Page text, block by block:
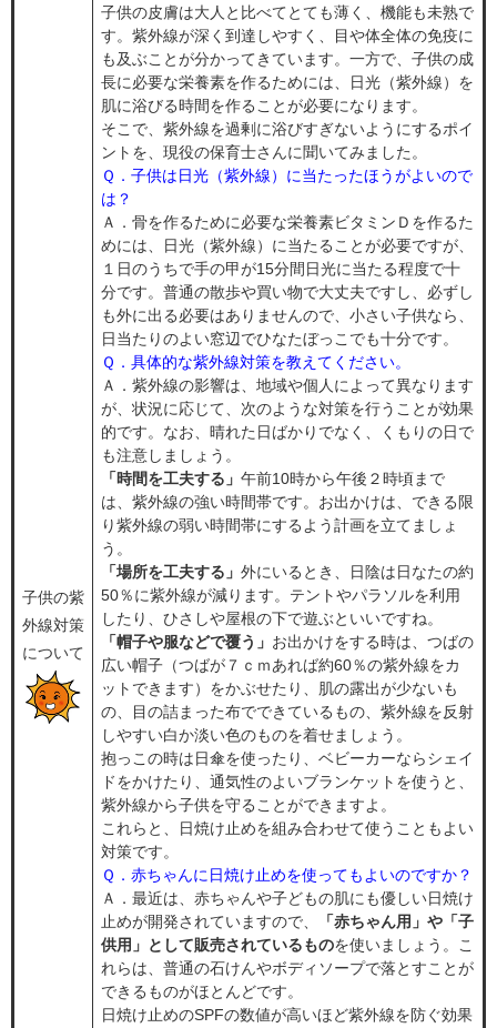
子供の紫
外線対策
について
子供の皮膚は大人と比べてとても薄く、機能も未熟で
す。紫外線が深く到達しやすく、目や体全体の免疫に
も及ぶことが分かってきています。一方で、子供の成
長に必要な栄養素を作るためには、日光（紫外線）を
肌に浴びる時間を作ることが必要になります。
そこで、紫外線を過剰に浴びすぎないようにするポイ
ントを、現役の保育士さんに聞いてみました。
Ｑ．子供は日光（紫外線）に当たったほうがよいので
は？
Ａ．骨を作るために必要な栄養素ビタミンＤを作るた
めには、日光（紫外線）に当たることが必要ですが、
１日のうちで手の甲が15分間日光に当たる程度で十
分です。普通の散歩や買い物で大丈夫ですし、必ずし
も外に出る必要はありませんので、小さい子供なら、
日当たりのよい窓辺でひなたぼっこでも十分です。
Ｑ．具体的な紫外線対策を教えてください。
Ａ．紫外線の影響は、地域や個人によって異なります
が、状況に応じて、次のような対策を行うことが効果
的です。なお、晴れた日ばかりでなく、くもりの日で
も注意しましょう。
「時間を工夫する」 午前10時から午後２時頃まで
は、紫外線の強い時間帯です。お出かけは、できる限
り紫外線の弱い時間帯にするよう計画を立てましょ
う。
「場所を工夫する」 外にいるとき、日陰は日なたの約
50％に紫外線が減ります。テントやパラソルを利用
したり、ひさしや屋根の下で遊ぶといいですね。
「帽子や服などで覆う」 お出かけをする時は、つばの
広い帽子（つばが７ｃｍあれば約60％の紫外線をカ
ットできます）をかぶせたり、肌の露出が少ないも
の、目の詰まった布でできているもの、紫外線を反射
しやすい白か淡い色のものを着せましょう。
抱っこの時は日傘を使ったり、ベビーカーならシェイ
ドをかけたり、通気性のよいブランケットを使うと、
紫外線から子供を守ることができますよ。
これらと、日焼け止めを組み合わせて使うこともよい
対策です。
Ｑ．赤ちゃんに日焼け止めを使ってもよいのですか？
Ａ．最近は、赤ちゃんや子どもの肌にも優しい日焼け
止めが開発されていますので、
「赤ちゃん用」や「子
供用」として販売されているものを使いましょう。こ
れらは、普通の石けんやボディソープで落とすことが
できるものがほとんどです。
日焼け止めのSPFの数値が高いほど紫外線を防ぐ効果